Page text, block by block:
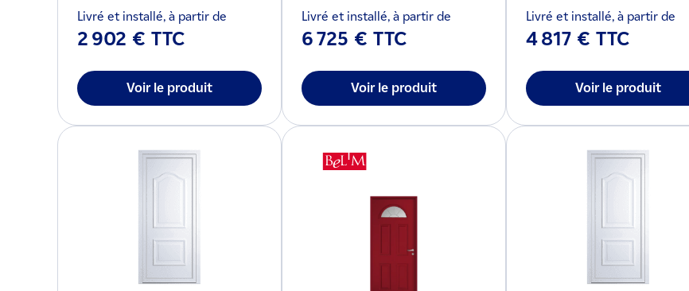
Livré et installé, à partir de
2 902 € TTC
Voir le produit
Livré et installé, à partir de
6 725 € TTC
Voir le produit
Livré et installé, à partir de
4 817 € TTC
Voir le produit